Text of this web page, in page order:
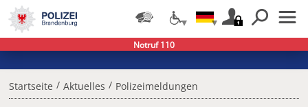
Startseite / Aktuelles / Polizeimeldungen
Notruf 110